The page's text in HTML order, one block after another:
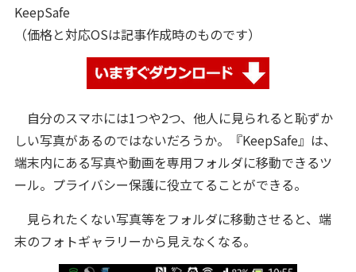
KeepSafe
（価格と対応OSは記事作成時のものです）
自分のスマホには1つや2つ、他人に見られると恥ずか
しい写真があるのではないだろうか。『KeepSafe』は、
端末内にある写真や動画を専用フォルダに移動できるツ
ール。プライバシー保護に役立てることができる。
見られたくない写真等をフォルダに移動させると、端
末のフォトギャラリーから見えなくなる。